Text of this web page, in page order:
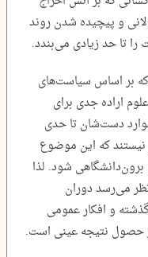
و پیچیده شدن روند
تا حد زیادی می‌بندد.
که بر اساس سیاست‌های
اراده جدی برای
موارد دست‌شان تا حدی
که این موضوع
شود. لذا
می‌رسد دوران
و افکار عمومی
حصول نتیجه عینی است.